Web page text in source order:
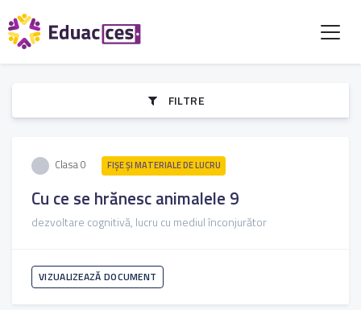
FILTRE
Clasa 0 FIŞE ŞI MATERIALE DE LUCRU
Cu ce se hrănesc animalele 9
dezvoltare cognitivă, lucru cu mediul înconjurător
VIZUALIZEAZĂ DOCUMENT